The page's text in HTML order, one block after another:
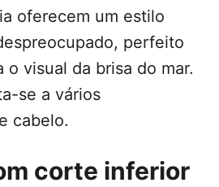
oferecem um estilo
perfeito
o visual da brisa do mar.
se a vários
cabelo.
corte inferior